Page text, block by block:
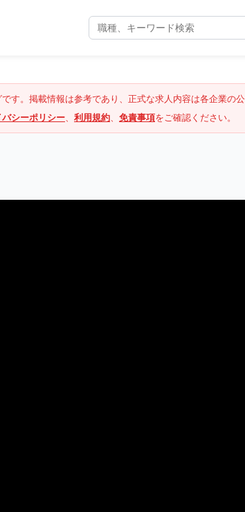
す。掲載情報は参考であり、正式な求人内容は各企業の公
バシーポリシー、 利用規約、 免責事項をご確認ください。